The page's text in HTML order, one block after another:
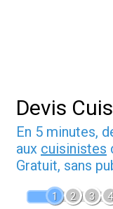
Devis
En 5 minutes,
aux cuisinistes
Gratuit, sans
1 2 3 4